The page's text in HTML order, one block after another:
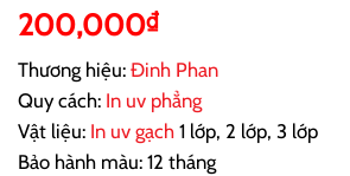
200,000₫
Thương hiệu: Đinh Phan
Quy cách: In uv phẳng
Vật liệu: In uv gạch 1 lớp, 2 lớp, 3 lớp
Bảo hành màu: 12 tháng